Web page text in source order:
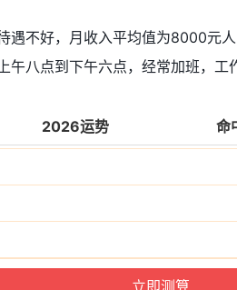
遇不好，月收入平均值为8000元
午八点到下午六点，经常加班，工
2026运势 命